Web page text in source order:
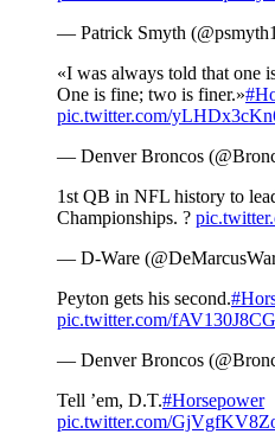
— Patrick Smyth
«I was always told that one
One is fine; two is finer.»
pic.twitter.com/
— Denver Broncos
1st QB in NFL history to
Championships. ?
— D-Ware
Peyton gets his second.
pic.twitter.com/fAV130J8CG
— Denver Broncos
Tell ’em, D.T.#Horsepower
pic.twitter.com/